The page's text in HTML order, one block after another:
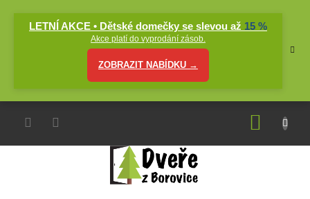
LETNÍ AKCE • Dětské domečky se slevou až 15 %
Akce platí do vyprodání zásob.
ZOBRAZIT NABÍDKU →